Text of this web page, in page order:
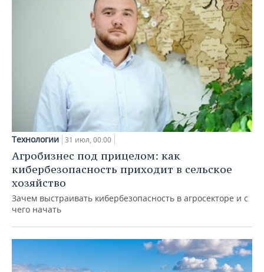
Технологии 31 июл, 00:00
Агробизнес под прицелом: как
кибербезопасность приходит в сельское
хозяйство
Зачем выстраивать кибербезопасность в агросекторе и с
чего начать